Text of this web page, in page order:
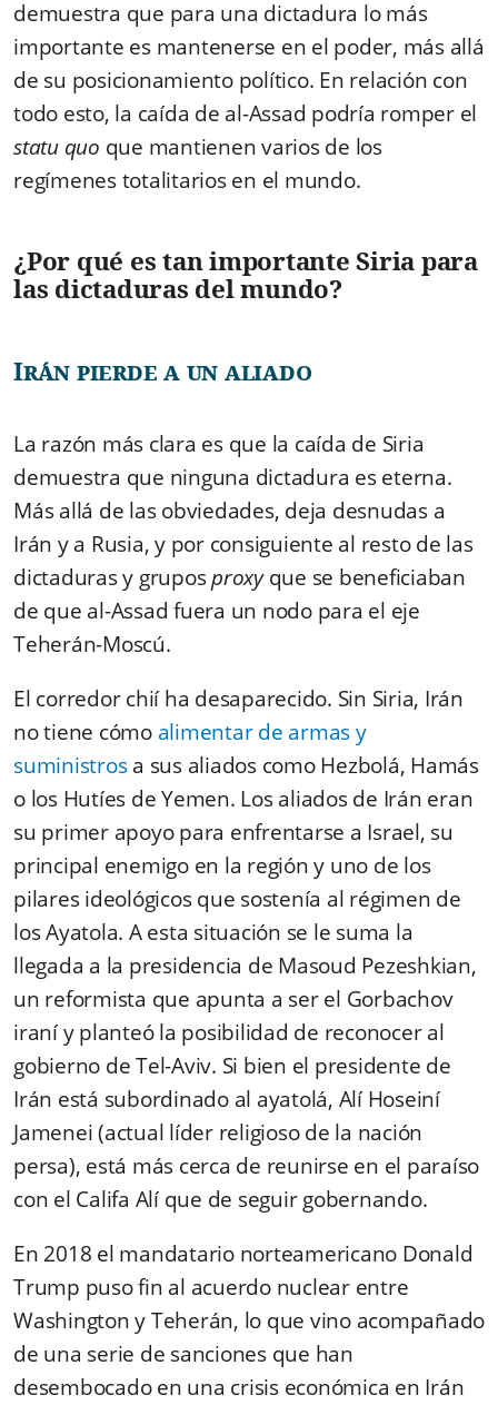
demuestra que para una dictadura lo más
importante es mantenerse en el poder, más allá
de su posicionamiento político. En relación con
todo esto, la caída de al-Assad podría romper el
statu quo que mantienen varios de los
regímenes totalitarios en el mundo.
¿Por qué es tan importante Siria para
las dictaduras del mundo?
Irán pierde a un aliado
La razón más clara es que la caída de Siria
demuestra que ninguna dictadura es eterna.
Más allá de las obviedades, deja desnudas a
Irán y a Rusia, y por consiguiente al resto de las
dictaduras y gruposproxyque se beneficiaban
de que al-Assad fuera un nodo para el eje
Teherán-Moscú.
El corredor chií ha desaparecido. Sin Siria, Irán
no tiene cómo alimentar de armas y
suministrosa sus aliados como Hezbolá, Hamás
o los Hutíes de Yemen. Los aliados de Irán eran
su primer apoyo para enfrentarse a Israel, su
principal enemigo en la región y uno de los
pilares ideológicos que sostenía al régimen de
los Ayatola. A esta situación se le suma la
llegada a la presidencia de Masoud Pezeshkian,
un reformista que apunta a ser el Gorbachov
iraní y planteó la posibilidad de reconocer al
gobierno de Tel-Aviv. Si bien el presidente de
Irán está subordinado al ayatolá, Alí Hoseiní
Jamenei (actual líder religioso de la nación
persa), está más cerca de reunirse en el paraíso
con el Califa Alí que de seguir gobernando.
En 2018 el mandatario norteamericano Donald
Trump puso fin al acuerdo nuclear entre
Washington y Teherán, lo que vino acompañado
de una serie de sanciones que han
desembocado en una crisis económica en Irán